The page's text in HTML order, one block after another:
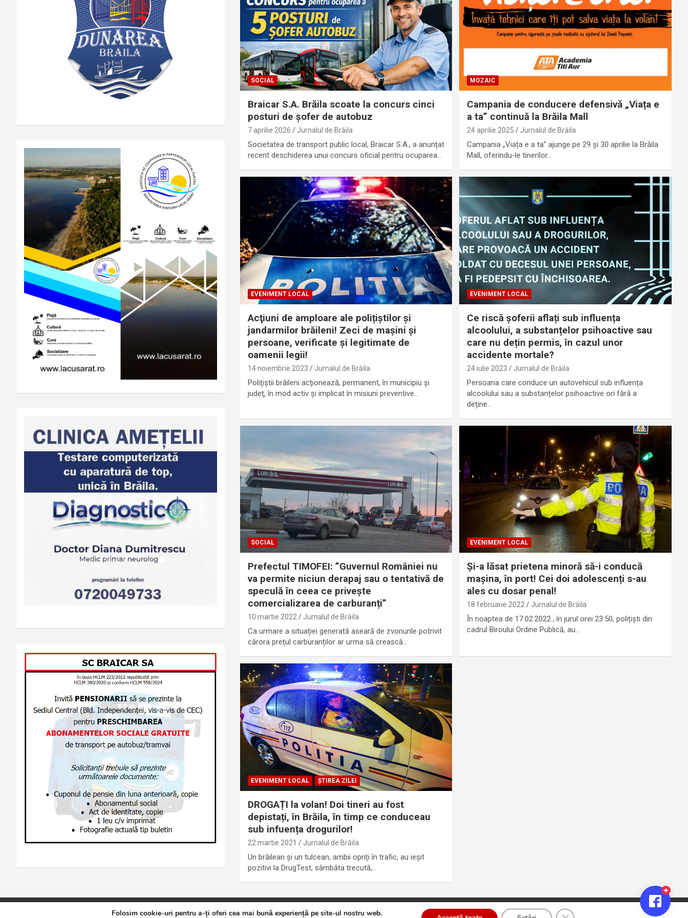
SOCIAL
Braicar S.A. Brăila scoate la concurs cinci
posturi de șofer de autobuz
7 aprilie 2026 Jurnalul de Brăila
Societatea de transport public local, Braicar S.A., a anunțat
recent deschiderea unui concurs oficial pentru ocuparea…
MOZAIC
Campania de conducere defensivă „Viața e
a ta” continuă la Brăila Mall
24 aprilie 2025 Jurnalul de Brăila
Campania „Viața e a ta” ajunge pe 29 și 30 aprilie la Brăila
Mall, oferindu-le tinerilor…
EVENIMENT LOCAL
Acţiuni de amploare ale polițiștilor și
jandarmilor brăileni! Zeci de mașini și
persoane, verificate și legitimate de
oamenii legii!
14 noiembrie 2023 Jurnalul de Brăila
Poliţiştii brăileni acţionează, permanent, în municipiu şi
judeţ, în mod activ și implicat în misiuni preventive…
EVENIMENT LOCAL
Ce riscă șoferii aflați sub influența
alcoolului, a substanțelor psihoactive sau
care nu dețin permis, în cazul unor
accidente mortale?
24 iulie 2023 Jurnalul de Brăila
Persoana care conduce un autovehicul sub influența
alcoolului sau a substanțelor psihoactive ori fără a
deține…
SOCIAL
Prefectul TIMOFEI: ”Guvernul României nu
va permite niciun derapaj sau o tentativă de
speculă în ceea ce privește
comercializarea de carburanți”
10 martie 2022 Jurnalul de Brăila
Ca urmare a situației generată aseară de zvonurile potrivit
cărora prețul carburanților ar urma să crească…
EVENIMENT LOCAL
Și-a lăsat prietena minoră să-i conducă
mașina, în port! Cei doi adolescenți s-au
ales cu dosar penal!
18 februarie 2022 Jurnalul de Brăila
În noaptea de 17.02.2022 , în jurul orei 23:50, polițiști din
cadrul Biroului Ordine Publică, au…
EVENIMENT LOCAL ȘTIREA ZILEI
DROGAȚI la volan! Doi tineri au fost
depistați, în Brăila, în timp ce conduceau
sub infuența drogurilor!
22 martie 2021 Jurnalul de Brăila
Un brăilean și un tulcean, ambii opriți în trafic, au ieșit
pozitivi la DrugTest, sâmbăta trecută,…
Jurnalul de Brăila Politică de confidențialitate Theme by:Theme Horse Proudly Powered by: WordPress
Folosim cookie-uri pentru a-ți oferi cea mai bună experiență pe site-ul nostru web.
Close GDPR Cookie Banner